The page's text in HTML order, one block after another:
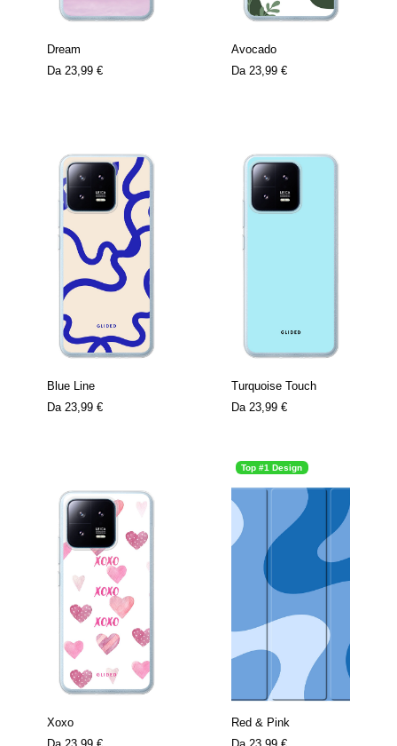
Dream
Da 23,99 €
Avocado
Da 23,99 €
Blue Line
Da 23,99 €
Turquoise Touch
Da 23,99 €
Xoxo
Top #1 Design
Red & Pink